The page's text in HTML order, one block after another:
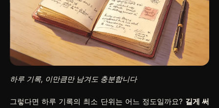
하루 기록, 이만큼만 남겨도 충분합니다
그렇다면 하루 기록의 최소 단위는 어느 정도일까요? 길게 써